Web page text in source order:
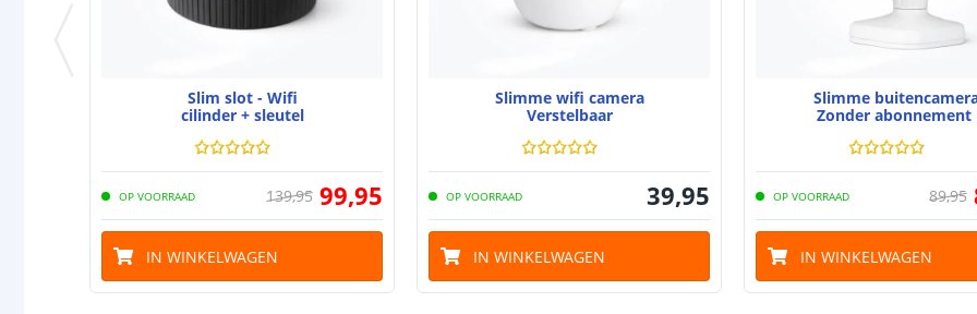
Slim slot - Wifi
cilinder + sleutel
OP VOORRAAD 139,95 99,95
IN WINKELWAGEN
Slimme wifi camera
Verstelbaar
OP VOORRAAD 39,95
IN WINKELWAGEN
Slimme
Zonder abonnement
OP VOORRAAD 89,95
IN WINKELWAGEN